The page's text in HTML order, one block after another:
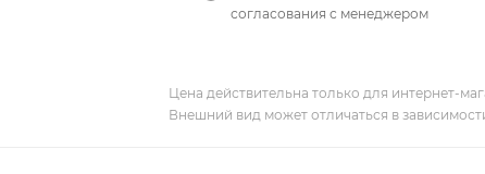
согласования с менеджером
Цена действительна только для интернет-
Внешний вид может отличаться в